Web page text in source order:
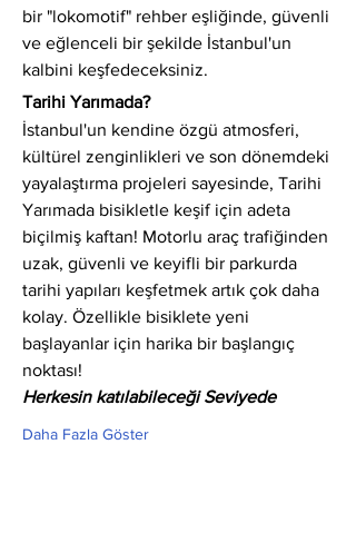
bir "lokomotif" rehber eşliğinde, güvenli
ve eğlenceli bir şekilde İstanbul'un
kalbini keşfedeceksiniz.
Tarihi Yarımada?
İstanbul'un kendine özgü atmosferi,
kültürel zenginlikleri ve son dönemdeki
yayalaştırma projeleri sayesinde, Tarihi
Yarımada bisikletle keşif için adeta
biçilmiş kaftan! Motorlu araç trafiğinden
uzak, güvenli ve keyifli bir parkurda
tarihi yapıları keşfetmek artık çok daha
kolay. Özellikle bisiklete yeni
başlayanlar için harika bir başlangıç
noktası!
Herkesin katılabileceği Seviyede
Daha Fazla Göster